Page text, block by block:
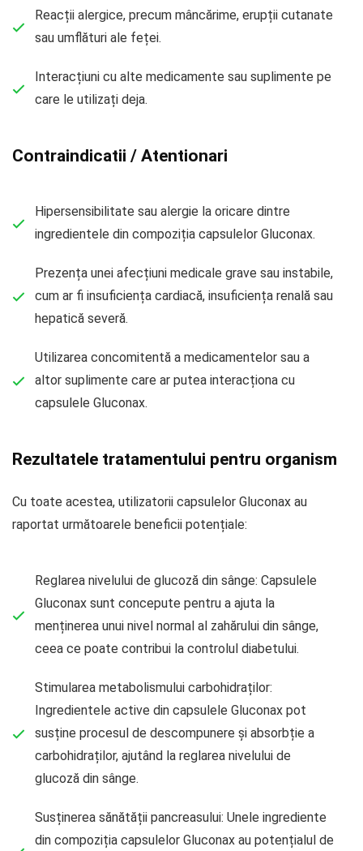
Reacții alergice, precum mâncărime, erupții cutanate
sau umflături ale feței.
Interacțiuni cu alte medicamente sau suplimente pe
care le utilizați deja.
Contraindicatii / Atentionari
Hipersensibilitate sau alergie la oricare dintre
ingredientele din compoziția capsulelor Gluconax.
Prezența unei afecțiuni medicale grave sau instabile,
cum ar fi insuficiența cardiacă, insuficiența renală sau
hepatică severă.
Utilizarea concomitentă a medicamentelor sau a
altor suplimente care ar putea interacționa cu
capsulele Gluconax.
Rezultatele tratamentului pentru organism
Cu toate acestea, utilizatorii capsulelor Gluconax au
raportat următoarele beneficii potențiale:
Reglarea nivelului de glucoză din sânge: Capsulele
Gluconax sunt concepute pentru a ajuta la
menținerea unui nivel normal al zahărului din sânge,
ceea ce poate contribui la controlul diabetului.
Stimularea metabolismului carbohidraților:
Ingredientele active din capsulele Gluconax pot
susține procesul de descompunere și absorbție a
carbohidraților, ajutând la reglarea nivelului de
glucoză din sânge.
Susținerea sănătății pancreasului: Unele ingrediente
din compoziția capsulelor Gluconax au potențialul de